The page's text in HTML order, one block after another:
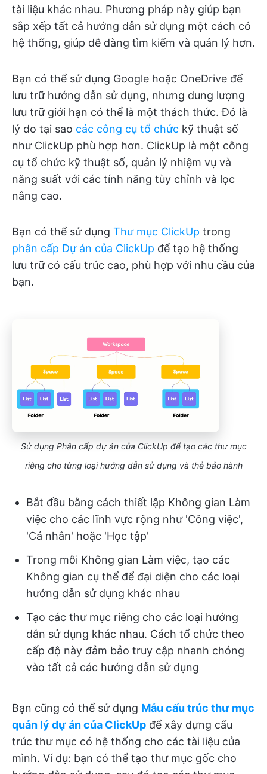
tài liệu khác nhau. Phương pháp này giúp bạn
sắp xếp tất cả hướng dẫn sử dụng một cách có
hệ thống, giúp dễ dàng tìm kiếm và quản lý hơn.
Bạn có thể sử dụng Google hoặc OneDrive để
lưu trữ hướng dẫn sử dụng, nhưng dung lượng
lưu trữ giới hạn có thể là một thách thức. Đó là
lý do tại sao các công cụ tổ chức kỹ thuật số
như ClickUp phù hợp hơn. ClickUp là một công
cụ tổ chức kỹ thuật số, quản lý nhiệm vụ và
năng suất với các tính năng tùy chỉnh và lọc
nâng cao.
Bạn có thể sử dụng Thư mục ClickUp trong
phân cấp Dự án của ClickUp để tạo hệ thống
lưu trữ có cấu trúc cao, phù hợp với nhu cầu của
bạn.
Sử dụng Phân cấp dự án của ClickUp để tạo các thư mục
riêng cho từng loại hướng dẫn sử dụng và thẻ bảo hành
Bắt đầu bằng cách thiết lập Không gian Làm
việc cho các lĩnh vực rộng như 'Công việc',
'Cá nhân' hoặc 'Học tập'
Trong mỗi Không gian Làm việc, tạo các
Không gian cụ thể để đại diện cho các loại
hướng dẫn sử dụng khác nhau
Tạo các thư mục riêng cho các loại hướng
dẫn sử dụng khác nhau. Cách tổ chức theo
cấp độ này đảm bảo truy cập nhanh chóng
vào tất cả các hướng dẫn sử dụng
Bạn cũng có thể sử dụng Mẫu cấu trúc thư mục
quản lý dự án của ClickUp để xây dựng cấu
trúc thư mục có hệ thống cho các tài liệu của
mình. Ví dụ: bạn có thể tạo thư mục gốc cho